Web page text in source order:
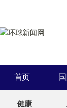
首页
健康